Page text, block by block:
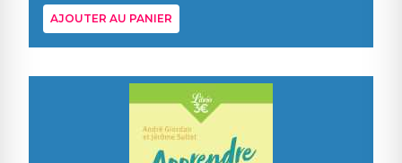
AJOUTER AU PANIER